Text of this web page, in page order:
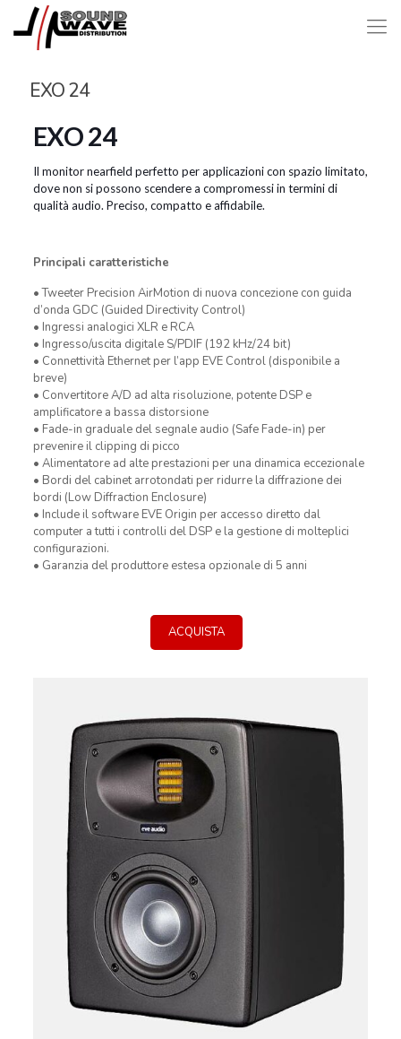
EXO 24
EXO 24
Il monitor nearfield perfetto per applicazioni con spazio limitato,
dove non si possono scendere a compromessi in termini di
qualità audio. Preciso, compatto e affidabile.
Principali caratteristiche
• Tweeter Precision AirMotion di nuova concezione con guida
d’onda GDC (Guided Directivity Control)
• Ingressi analogici XLR e RCA
• Ingresso/uscita digitale S/PDIF (192 kHz/24 bit)
• Connettività Ethernet per l’app EVE Control (disponibile a
breve)
• Convertitore A/D ad alta risoluzione, potente DSP e
amplificatore a bassa distorsione
• Fade-in graduale del segnale audio (Safe Fade-in) per
prevenire il clipping di picco
• Alimentatore ad alte prestazioni per una dinamica eccezionale
• Bordi del cabinet arrotondati per ridurre la diffrazione dei
bordi (Low Diffraction Enclosure)
• Include il software EVE Origin per accesso diretto dal
computer a tutti i controlli del DSP e la gestione di molteplici
configurazioni.
• Garanzia del produttore estesa opzionale di 5 anni
ACQUISTA